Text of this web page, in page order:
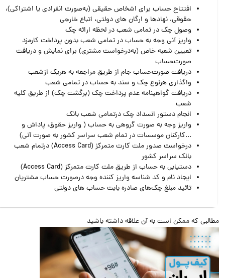
افتتاح حساب برای اشخاص حقیقی (به‌صورت انفرادی یا اشتراکی)،
حقوقی، نهادها و ارگان های دولتی، اتباع خارجی
وصول چک در تمامی شعب در لحظه ارائه چک
واریز آنی وجه به حساب در تمامی شعب بدون پرداخت کارمزد
تعیین شعبه خاص (به‌درخواست مشتری) برای نمایش و دریافت
صورت‌حساب
دریافت صورت‌حساب جام از طریق مراجعه به هریک ازشعب
واگذاری هرنوع چک و سند به حساب در تمامی شعب
دریافت گواهینامه عدم پرداخت چک (برگشت چک) از طریق کلیه
شعب
انجام دستور انسداد چک درتمامی شعب بانک
واریز وجه به صورت گروهی به حساب ( واریز حقوق، پاداش و
...کارکنان موسسات در تمام شعب سراسر کشور به صورت آنی)
درخواست صدور ملت کارت متمرکز (Access Card) درتمام شعب
بانک سراسر کشور
دستیابی به حساب از طریق ملت کارت متمرکز (Access Card)
ایجاد نام و کد شناسه واریز کننده وجه درصورت حساب مشتریان
تائید مبلغ چک‌های صادره بابت حساب های دولتی
که ممکن است به آن علاقه داشته باشید